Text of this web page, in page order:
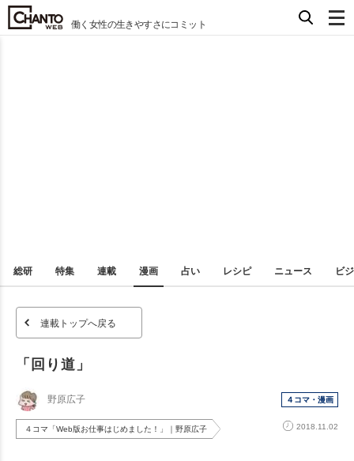
働く女性の生きやすさにコミット
総研 特集 連載 漫画 占い レシピ ニュース ビ
連載トップへ戻る
「回り道」
野原広子 ４コマ・漫画
４コマ「Web版お仕事はじめました！」｜野原広子 2018.11.02